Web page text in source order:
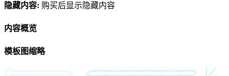
隐藏内容: 购买后显示隐藏内容
内容概览
模板图缩略